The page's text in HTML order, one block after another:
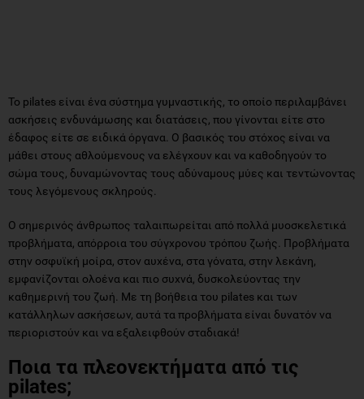
Το pilates είναι ένα σύστημα γυμναστικής, το οποίο περιλαμβάνει
ασκήσεις ενδυνάμωσης και διατάσεις, που γίνονται είτε στο
έδαφος είτε σε ειδικά όργανα. Ο βασικός του στόχος είναι να
μάθει στους αθλούμενους να ελέγχουν και να καθοδηγούν το
σώμα τους, δυναμώνοντας τους αδύναμους μύες και τεντώνοντας
τους λεγόμενους σκληρούς.
Ο σημερινός άνθρωπος ταλαιπωρείται από πολλά μυοσκελετικά
προβλήματα, απόρροια του σύγχρονου τρόπου ζωής. Προβλήματα
στην οσφυϊκή μοίρα, στον αυχένα, στα γόνατα, στην λεκάνη,
εμφανίζονται ολοένα και πιο συχνά, δυσκολεύοντας την
καθημερινή του ζωή. Με τη βοήθεια του pilates και των
κατάλληλων ασκήσεων, αυτά τα προβλήματα είναι δυνατόν να
περιοριστούν και να εξαλειφθούν σταδιακά!
Ποια τα πλεονεκτήματα από τις
pilates;